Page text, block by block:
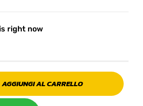
right now
AGGIUNGI AL CARRELLO